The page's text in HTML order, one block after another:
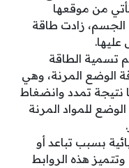
من موقعها
الجسم، زادت طاقة
تسمية الطاقة
الوضع المرنة، وهي
نتيجة تمدد وانضغاط
للمواد المرنة
بسبب تباعد أو
وتتميز هذه الروابط